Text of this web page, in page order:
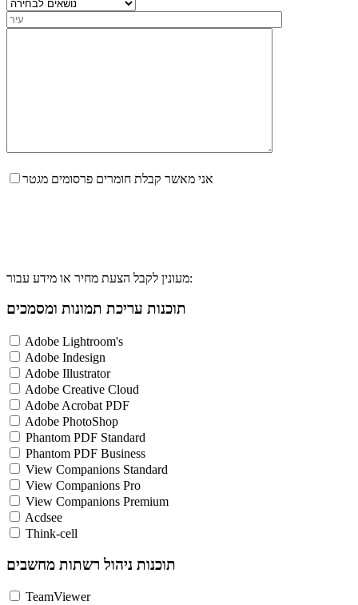
אני מאשר קבלת חומרים פרסומים מגטר
מעונין לקבל הצעת מחיר או מידע עבור:
תוכנות עריכת תמונות ומסמכים
Adobe Lightroom's
Adobe Indesign
Adobe Illustrator
Adobe Creative Cloud
Adobe Acrobat PDF
Adobe PhotoShop
Phantom PDF Standard
Phantom PDF Business
View Companions Standard
View Companions Pro
View Companions Premium
Acdsee
Think-cell
תוכנות ניהול רשתות מחשבים
TeamViewer